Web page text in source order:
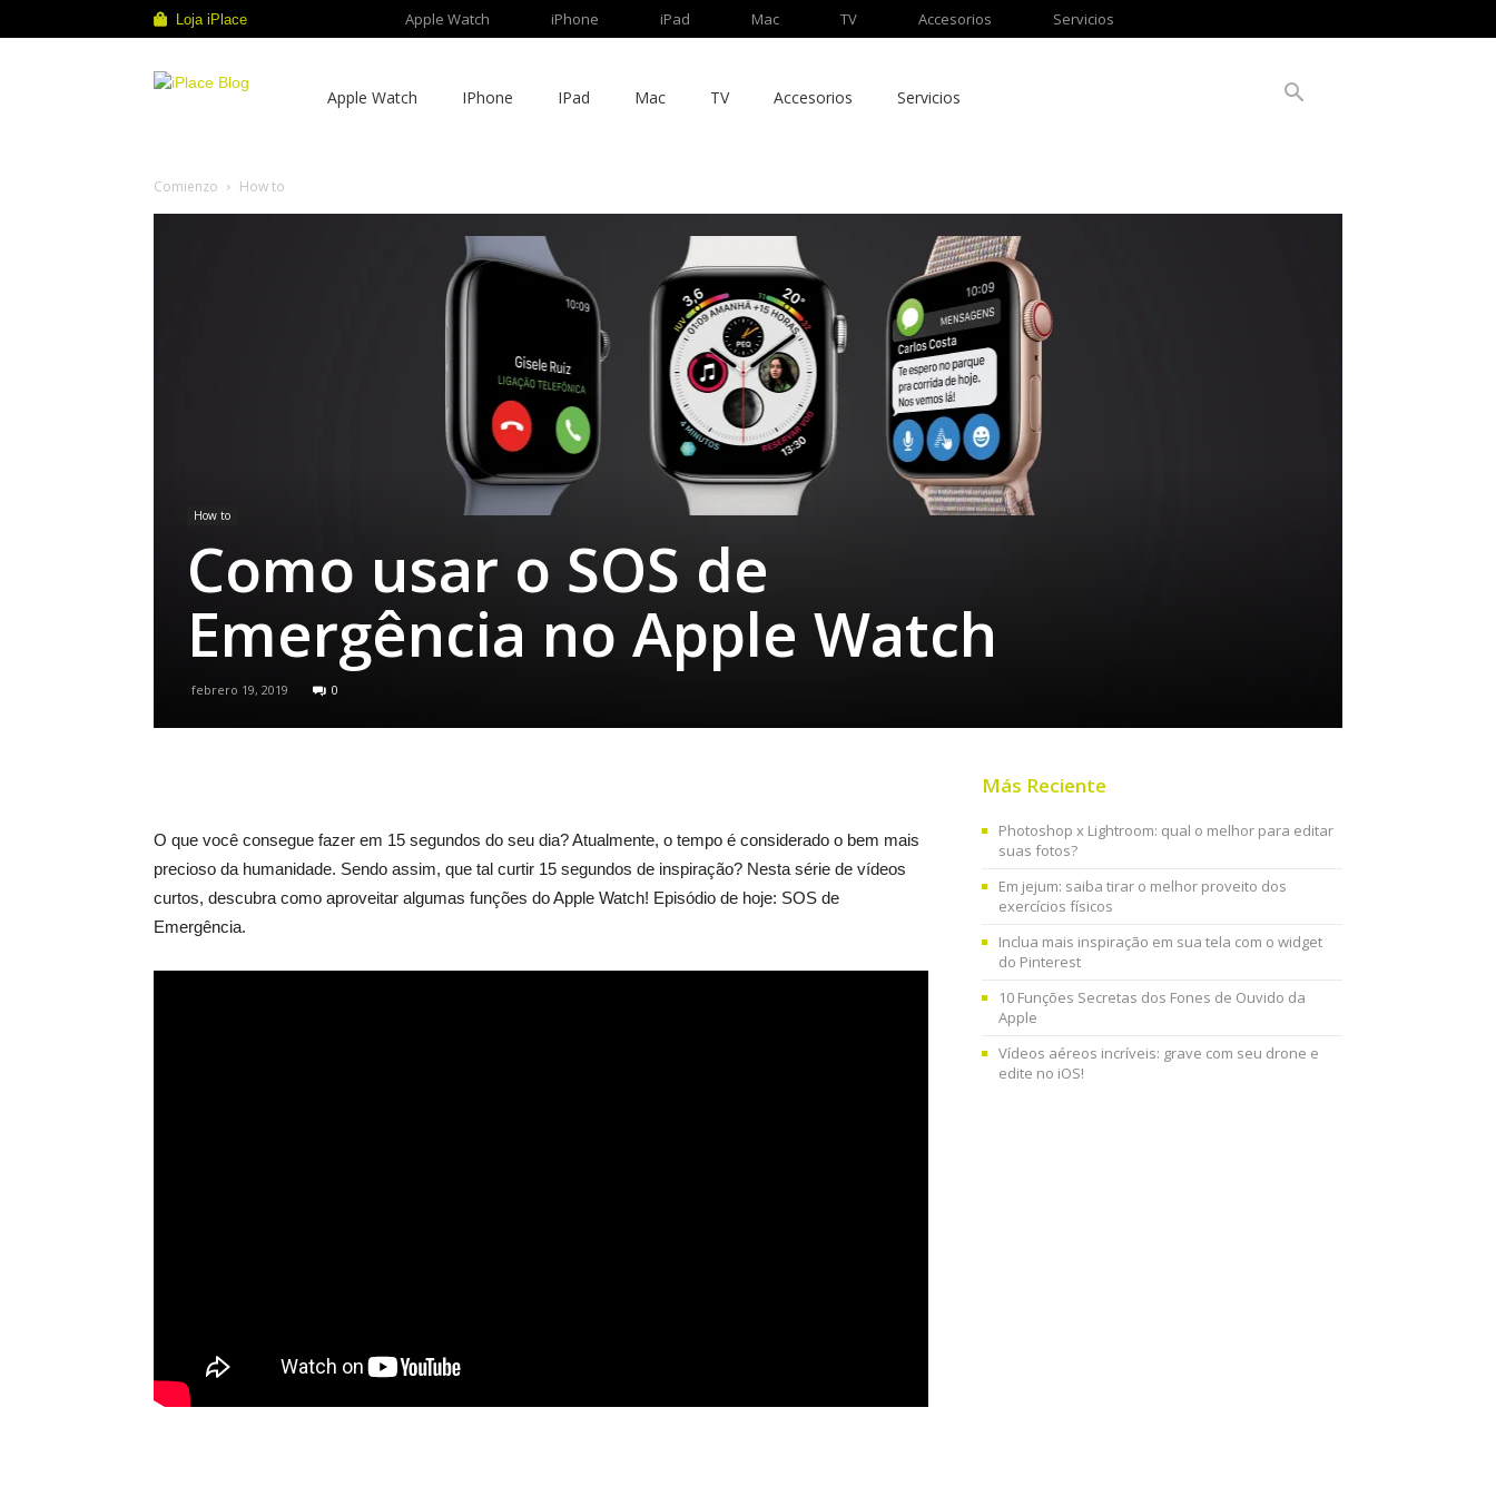
Loja iPlace Apple Watch iPhone iPad Mac TV Accesorios Servicios
Apple Watch IPhone IPad Mac TV Accesorios Servicios
Comienzo How to
How to
Como usar o SOS de
Emergência no Apple Watch
febrero 19, 2019 0
O que você consegue fazer em 15 segundos do seu dia? Atualmente, o tempo é considerado o bem mais
precioso da humanidade. Sendo assim, que tal curtir 15 segundos de inspiração? Nesta série de vídeos
curtos, descubra como aproveitar algumas funções do Apple Watch! Episódio de hoje: SOS de
Emergência.
Más Reciente
Photoshop x Lightroom: qual o melhor para editar
suas fotos?
Em jejum: saiba tirar o melhor proveito dos
exercícios físicos
Inclua mais inspiração em sua tela com o widget
do Pinterest
10 Funções Secretas dos Fones de Ouvido da
Apple
Vídeos aéreos incríveis: grave com seu drone e
edite no iOS!